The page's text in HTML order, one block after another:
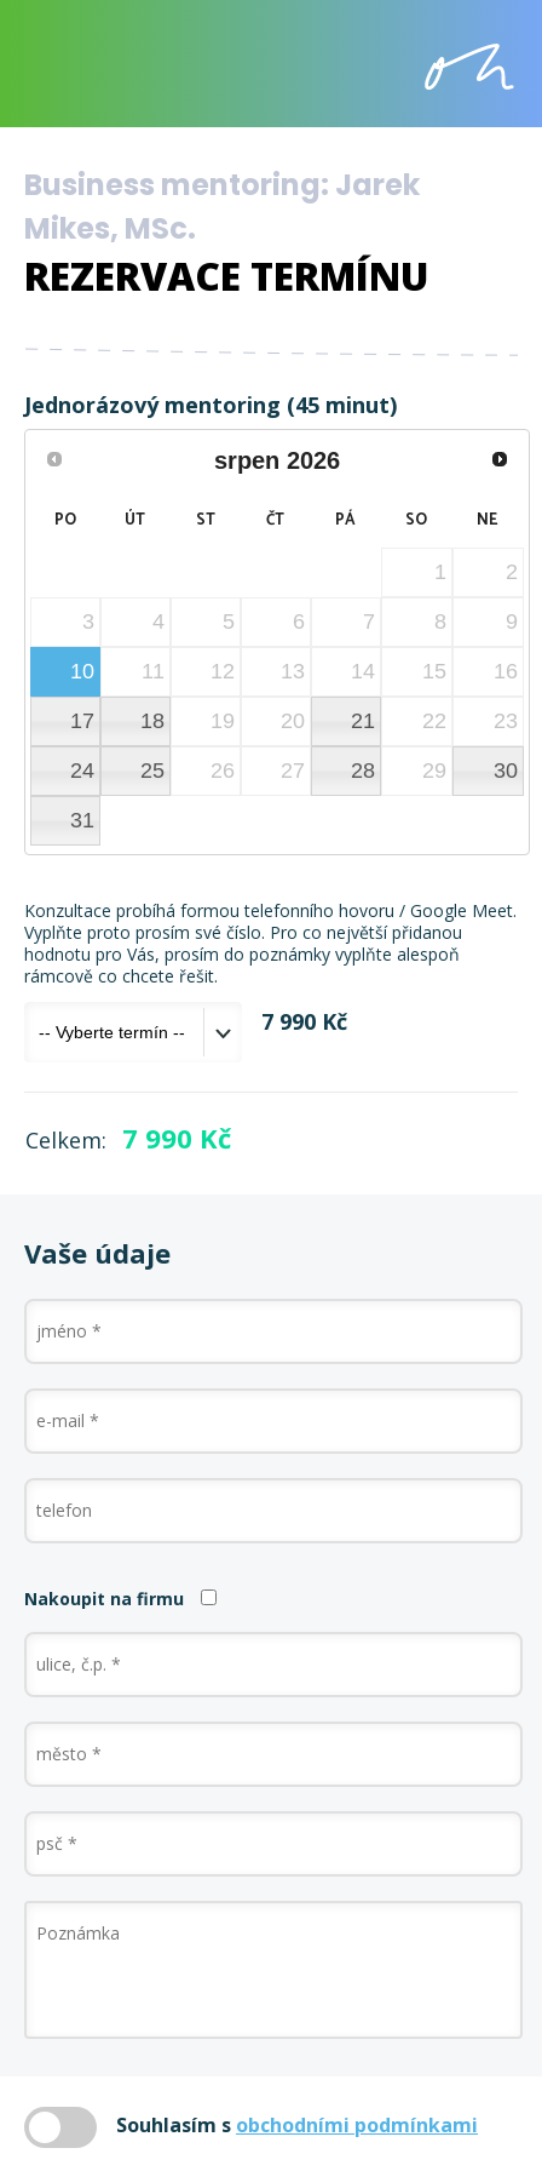
Business mentoring: Jarek
Mikes, MSc.
REZERVACE TERMÍNU
Jednorázový mentoring (45 minut)
srpen 2026
PO ÚT ST ČT PÁ SO NE
1 2
3 4 5 6 7 8 9
10 11 12 13 14 15 16
17 18 19 20 21 22 23
24 25 26 27 28 29 30
31
Konzultace probíhá formou telefonního hovoru / Google Meet.
Vyplňte proto prosím své číslo. Pro co největší přidanou
hodnotu pro Vás, prosím do poznámky vyplňte alespoň
rámcově co chcete řešit.
7 990 Kč
Celkem: 7 990 Kč
Vaše údaje
Nakoupit na firmu
Souhlasím s obchodními podmínkami